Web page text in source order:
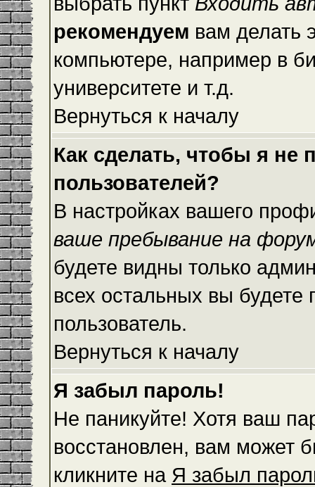
рекомендуем вам делать
компьютере, например в
университете и т.д.
Вернуться к началу
Как сделать, чтобы я не
пользователей?
В настройках вашего
ваше пребывание на
будете видны только
всех остальных вы будете
пользователь.
Вернуться к началу
Я забыл пароль!
Не паникуйте! Хотя ваш
восстановлен, вам может
кликните на Я забыл